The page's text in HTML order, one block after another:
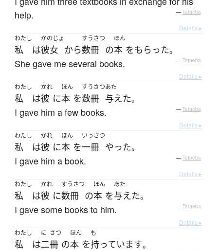
help.
— Tatoeba
Details ▸
わたし
私 は
かのじょ
彼女 から
すうさつ
数冊 の
ほん
本 をもらった。
She gave me several books. — Tatoeba
Details ▸
わたし
私 は
かれ
彼 に
ほん
本 を
すうさつ
数冊
あた
与えた。
I gave him a few books. — Tatoeba
Details ▸
わたし
私 は
かれ
彼 に
ほん
本 を
いっさつ
一冊 やった。
I gave him a book. — Tatoeba
Details ▸
わたし
私 は
かれ
彼 に
すうさつ
数冊 の
ほん
本 を
あた
与えた。
I gave some books to him. — Tatoeba
Details ▸
わたし
私 は
に
二
さつ
冊 の
ほん
本 を
も
持っています。